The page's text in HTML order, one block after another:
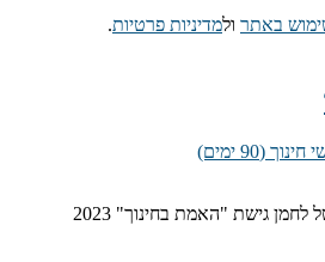
באתר ולמדיניות פרטיות.
(90 ימים)
גישת "האמת בחינוך" 2023